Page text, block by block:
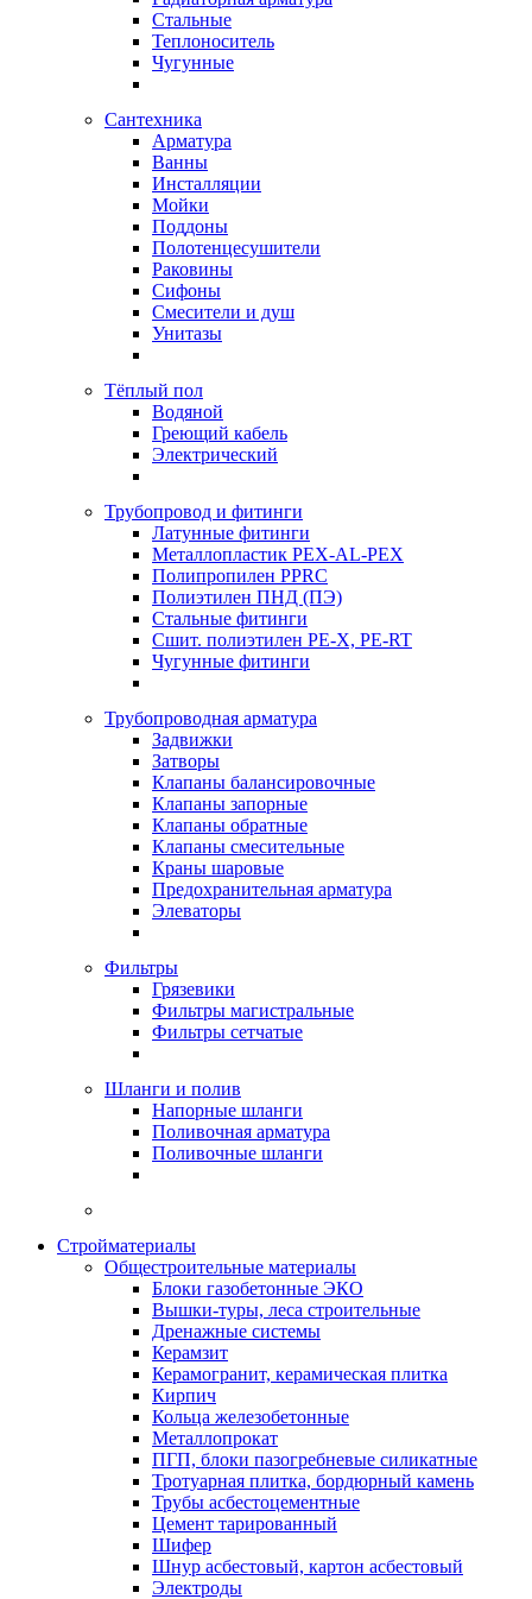
Стальные
Теплоноситель
Чугунные
Сантехника
Арматура
Ванны
Инсталляции
Мойки
Поддоны
Полотенцесушители
Раковины
Сифоны
Смесители и душ
Унитазы
Тёплый пол
Водяной
Греющий кабель
Электрический
Трубопровод и фитинги
Латунные фитинги
Металлопластик PEX-AL-PEX
Полипропилен PPRC
Полиэтилен ПНД (ПЭ)
Стальные фитинги
Сшит. полиэтилен PE-X, PE-RT
Чугунные фитинги
Трубопроводная арматура
Задвижки
Затворы
Клапаны балансировочные
Клапаны запорные
Клапаны обратные
Клапаны смесительные
Краны шаровые
Предохранительная арматура
Элеваторы
Фильтры
Грязевики
Фильтры магистральные
Фильтры сетчатые
Шланги и полив
Напорные шланги
Поливочная арматура
Поливочные шланги
Стройматериалы
Oбщестроительные материалы
Блоки газобетонные ЭКО
Вышки-туры, леса строительные
Дренажные системы
Керамзит
Керамогранит, керамическая плитка
Кирпич
Кольца железобетонные
Металлопрокат
ПГП, блоки пазогребневые силикатные
Тротуарная плитка, бордюрный камень
Трубы асбестоцементные
Цемент тарированный
Шифер
Шнур асбестовый, картон асбестовый
Электроды